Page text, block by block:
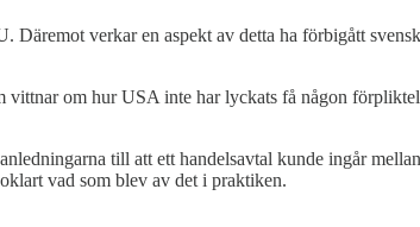
verkar en aspekt av detta ha förbigått
vittnar om hur USA inte har lyckats få någon
till att ett handelsavtal kunde ingår
vad som blev av det i praktiken.